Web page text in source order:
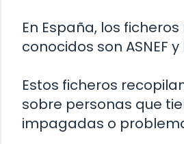
En España, los
conocidos son ASNEF y
Estos ficheros
sobre personas que
impagadas o